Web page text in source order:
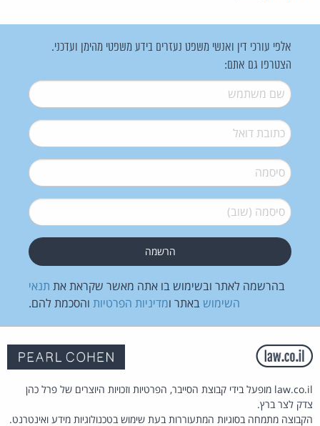
אלפי עורכי דין ואנשי משפט נעזרים בידע משפטי מהימן ועדכני.
הצטרפו גם אתם:
שם משתמש*
דואל*
סיסמה*
סיסמה (שוב)*
בהרשמה לאתר ובשימוש בו אתה מאשר שקראת את תנאי
השימוש באתר ומדיניות הפרטיות והסכמת להם.
law.co.il מופעל בידי קבוצת הסייבר, הפרטיות וזכויות היוצרים של פרל כהן
צדק לצר ברץ.
הקבוצה מתמחה בסוגיות המתעוררות בעת שימוש בטכנולוגיות מידע ואינטרנט.